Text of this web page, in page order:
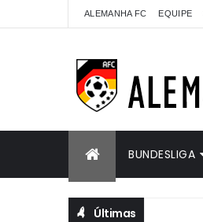
ALEMANHA FC EQUIPE
BUNDESLIGA
Últimas